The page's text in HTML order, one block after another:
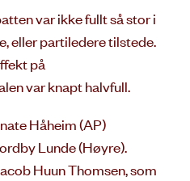
var ikke fullt så stor i
eller partiledere tilstede.
på
var knapt halvfull.
Håheim (AP)
Lunde (Høyre).
Huun Thomsen, som